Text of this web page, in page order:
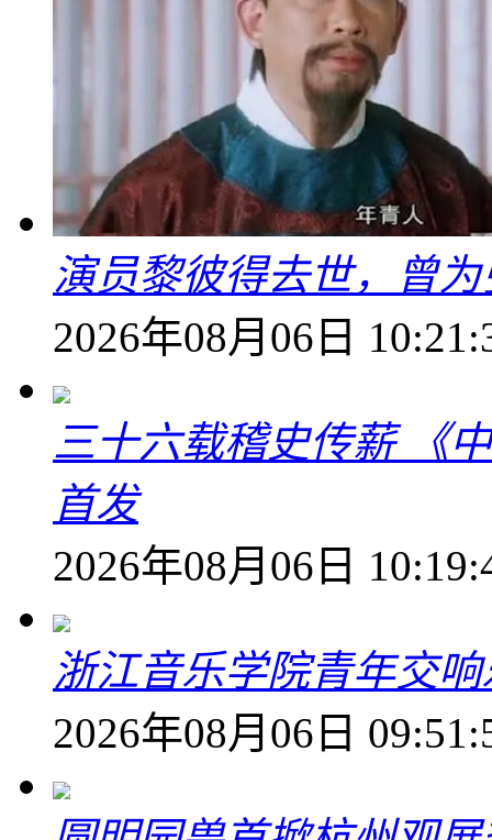
演员黎彼得去世，曾
2026年08月06日
三十六载稽史传薪 《
首发
2026年08月06日
浙江音乐学院青年交
2026年08月06日